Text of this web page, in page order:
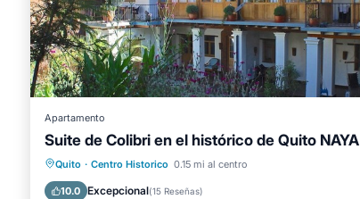
Apartamento
Suite de Colibri en el histórico de Quito NAYA
Quito · Centro Historico 0.15 mi al centro
10.0 Excepcional(15 Reseñas)
Aparcamiento
Balcón/Terraza
Cocina
Internet